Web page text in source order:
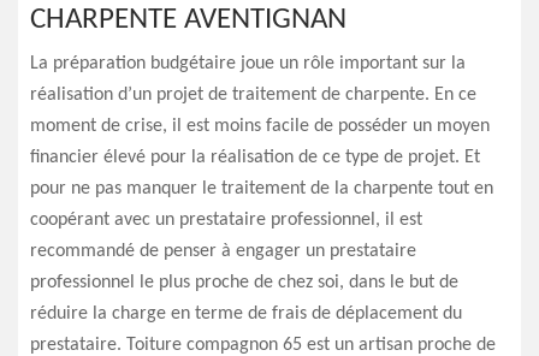
CHARPENTE AVENTIGNAN
La préparation budgétaire joue un rôle important sur la
réalisation d’un projet de traitement de charpente. En ce
moment de crise, il est moins facile de posséder un moyen
financier élevé pour la réalisation de ce type de projet. Et
pour ne pas manquer le traitement de la charpente tout en
coopérant avec un prestataire professionnel, il est
recommandé de penser à engager un prestataire
professionnel le plus proche de chez soi, dans le but de
réduire la charge en terme de frais de déplacement du
prestataire. Toiture compagnon 65 est un artisan proche de